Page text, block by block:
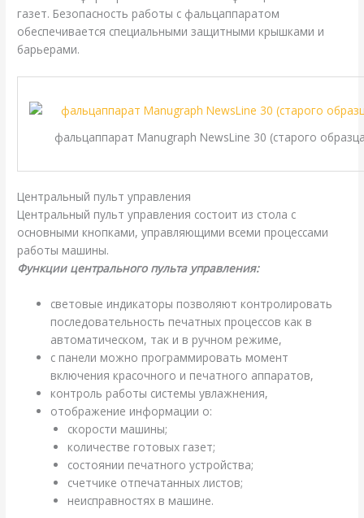
газет. Безопасность работы с фальцаппаратом
обеспечивается специальными защитными крышками и
барьерами.
фальцаппарат Manugraph NewsLine 30 (старого
Центральный пульт управления
Центральный пульт управления состоит из стола с
основными кнопками, управляющими всеми процессами
работы машины.
Функции центрального пульта управления:
световые индикаторы позволяют контролировать
последовательность печатных процессов как в
автоматическом, так и в ручном режиме,
с панели можно программировать момент
включения красочного и печатного аппаратов,
контроль работы системы увлажнения,
отображение информации о:
скорости машины;
количестве готовых газет;
состоянии печатного устройства;
счетчике отпечатанных листов;
неисправностях в машине.